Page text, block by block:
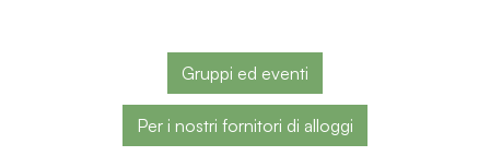
Gruppi ed eventi
Per i nostri fornitori di alloggi